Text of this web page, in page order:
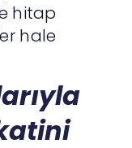
hitap
hale